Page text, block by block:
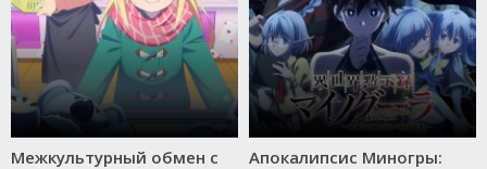
Межкультурный обмен с
Апокалипсис Миногры: